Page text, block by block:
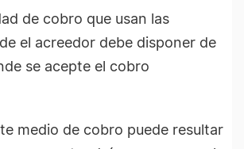
de cobro que usan las
el acreedor debe disponer de
se acepte el cobro
medio de cobro puede resultar